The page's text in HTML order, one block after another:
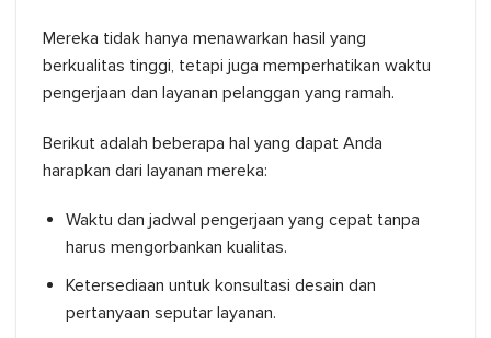
Mereka tidak hanya menawarkan hasil yang
berkualitas tinggi, tetapi juga memperhatikan waktu
pengerjaan dan layanan pelanggan yang ramah.
Berikut adalah beberapa hal yang dapat Anda
harapkan dari layanan mereka:
Waktu dan jadwal pengerjaan yang cepat tanpa
harus mengorbankan kualitas.
Ketersediaan untuk konsultasi desain dan
pertanyaan seputar layanan.